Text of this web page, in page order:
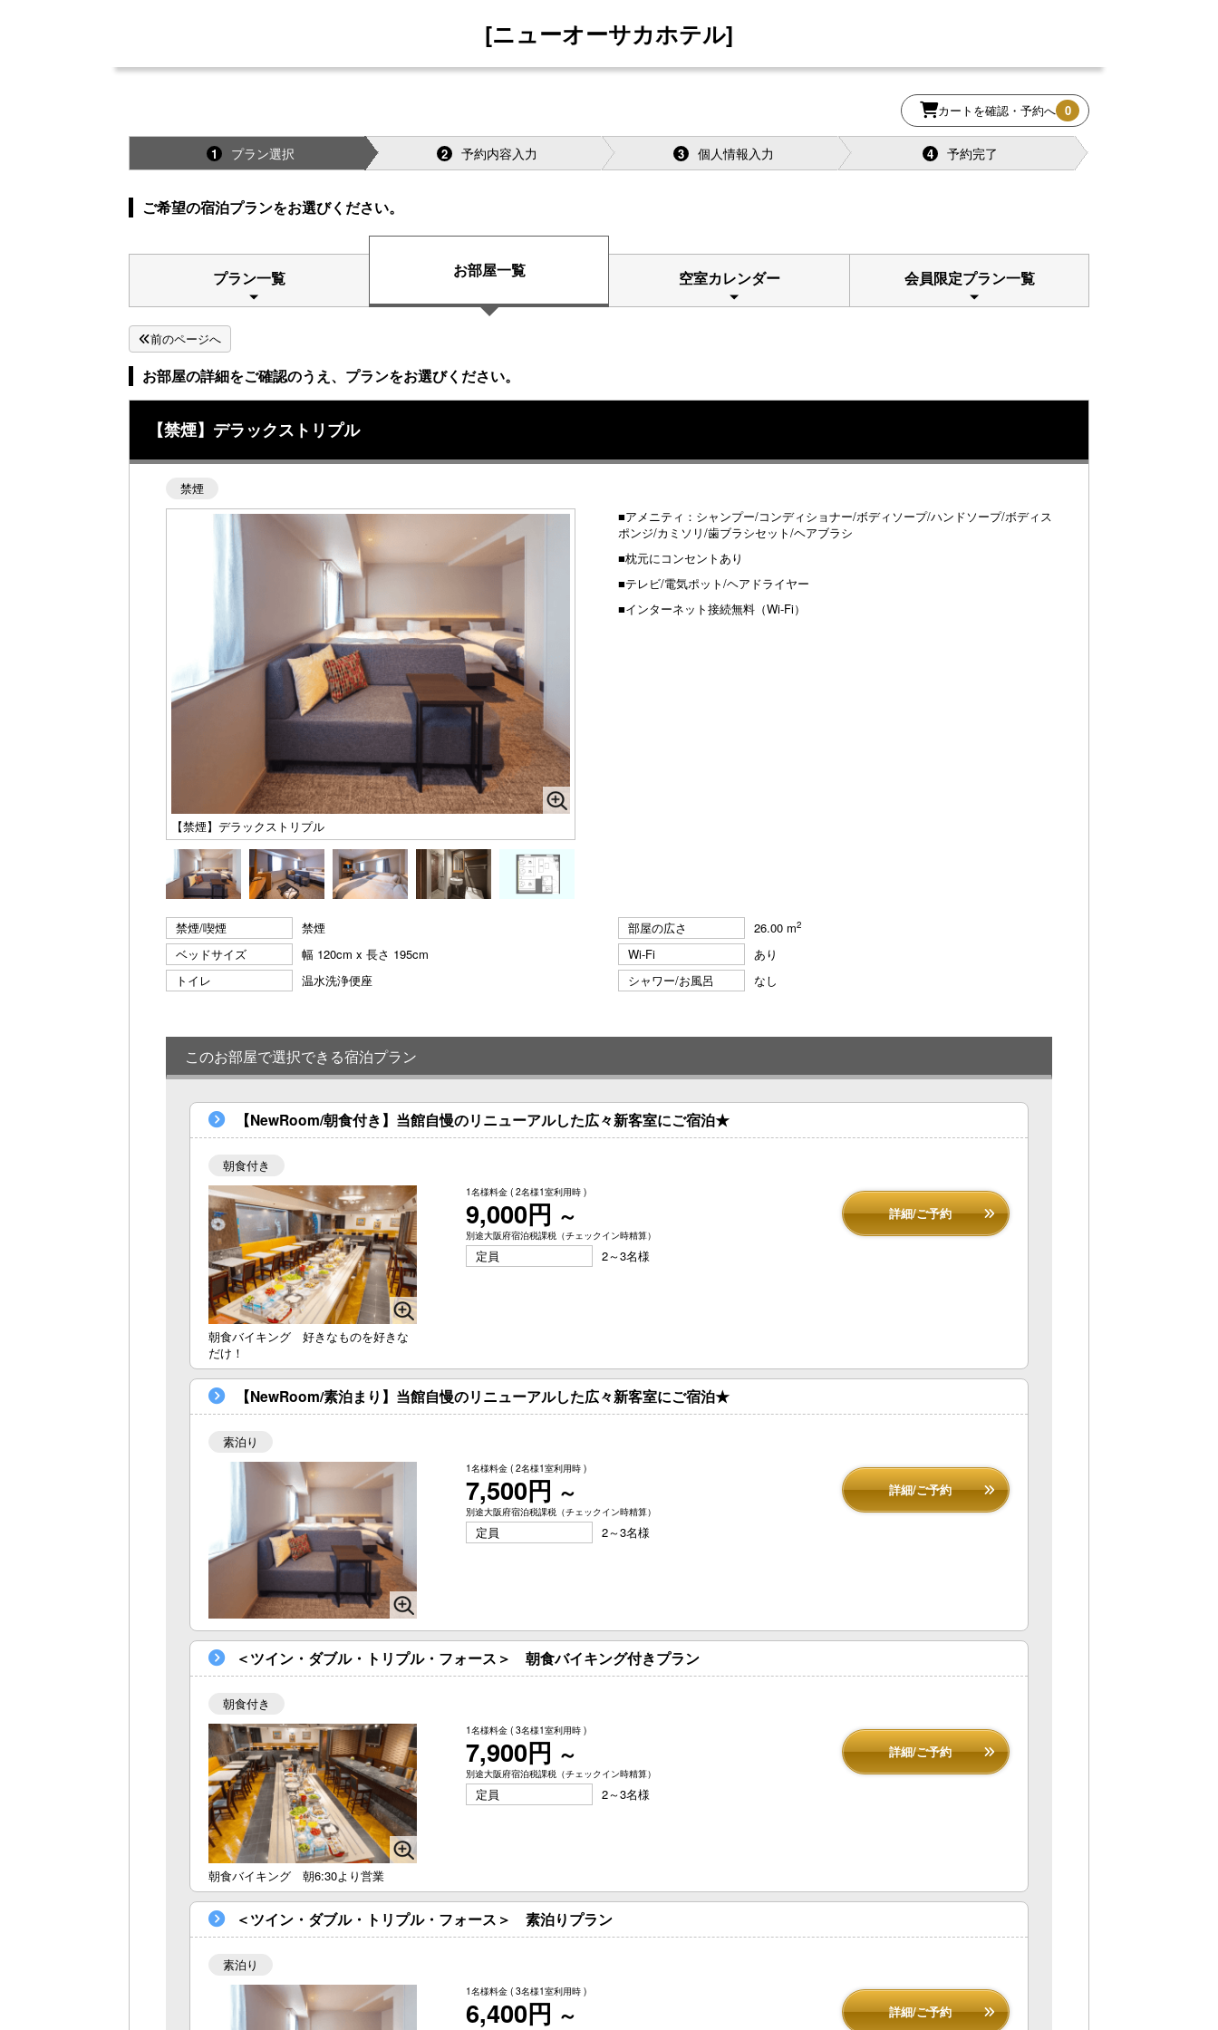
[ニューオーサカホテル]
カートを確認・予約へ 0
1 プラン選択 2 予約内容入力 3 個人情報入力 4 予約完了
ご希望の宿泊プランをお選びください。
プラン一覧 お部屋一覧 空室カレンダー 会員限定プラン一覧
前のページへ
お部屋の詳細をご確認のうえ、プランをお選びください。
【禁煙】デラックストリプル
禁煙
【禁煙】デラックストリプル
■アメニティ：シャンプー/コンディショナー/ボディソープ/ハンドソープ/ボディス
ポンジ/カミソリ/歯ブラシセット/ヘアブラシ
■枕元にコンセントあり
■テレビ/電気ポット/ヘアドライヤー
■インターネット接続無料（Wi-Fi）
禁煙/喫煙 禁煙 部屋の広さ 26.00 m2
ベッドサイズ 幅 120cm x 長さ 195cm Wi-Fi
あり
トイレ
温水洗浄便座 シャワー/お風呂 なし
このお部屋で選択できる宿泊プラン
【NewRoom/朝食付き】当館自慢のリニューアルした広々新客室にご宿泊★
朝食付き
朝食バイキング 好きなものを好きな
だけ！
1名様料金 ( 2名様1室利用時 )
9,000円 ～
別途大阪府宿泊税課税（チェックイン時精算）
詳細/ご予約
定員 2～3名様
【NewRoom/素泊まり】当館自慢のリニューアルした広々新客室にご宿泊★
素泊り
1名様料金 ( 2名様1室利用時 )
7,500円 ～
別途大阪府宿泊税課税（チェックイン時精算）
詳細/ご予約
定員 2～3名様
＜ツイン・ダブル・トリプル・フォース＞ 朝食バイキング付きプラン
朝食付き
朝食バイキング 朝6:30より営業
1名様料金 ( 3名様1室利用時 )
7,900円 ～
別途大阪府宿泊税課税（チェックイン時精算）
詳細/ご予約
定員 2～3名様
＜ツイン・ダブル・トリプル・フォース＞ 素泊りプラン
素泊り
1名様料金 ( 3名様1室利用時 )
6,400円 ～ 詳細/ご予約